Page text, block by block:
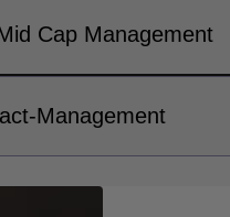
Cap Management
Management